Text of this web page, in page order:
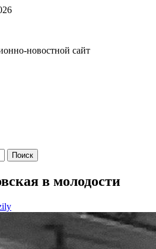
новостной сайт
в молодости